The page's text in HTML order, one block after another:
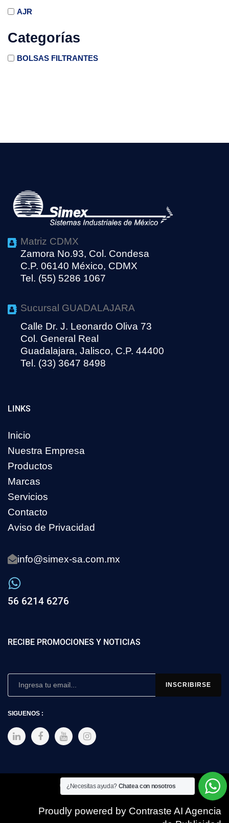
AJR
Categorías
BOLSAS FILTRANTES
Matriz CDMX
Zamora No.93, Col. Condesa
C.P. 06140 México, CDMX
Tel. (55) 5286 1067
Sucursal GUADALAJARA
Calle Dr. J. Leonardo Oliva 73
Col. General Real
Guadalajara, Jalisco, C.P. 44400
Tel. (33) 3647 8498
LINKS
Inicio
Nuestra Empresa
Productos
Marcas
Servicios
Contacto
Aviso de Privacidad
info@simex-sa.com.mx
56 6214 6276
RECIBE PROMOCIONES Y NOTICIAS
SIGUENOS :
Copyright © 2025 SIMEX
Proudly powered by Contraste AI Agencia
¿Necesitas ayuda? Chatea con nosotros